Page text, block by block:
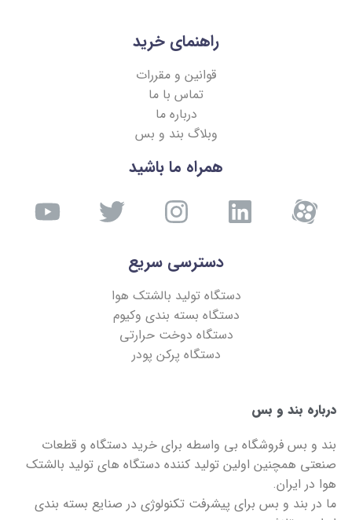
راهنمای خرید
قوانین و مقررات
تماس با ما
درباره ما
وبلاگ بند و بس
همراه ما باشید
دسترسی سریع
دستگاه تولید بالشتک هوا
دستگاه بسته بندی وکیوم
دستگاه دوخت حرارتی
دستگاه پرکن پودر
درباره بند و بس
بند و بس فروشگاه بی واسطه برای خرید دستگاه و قطعات
صنعتی همچنین اولین تولید کننده دستگاه های تولید بالشتک
هوا در ایران.
ما در بند و بس برای پیشرفت تکنولوژی در صنایع بسته بندی